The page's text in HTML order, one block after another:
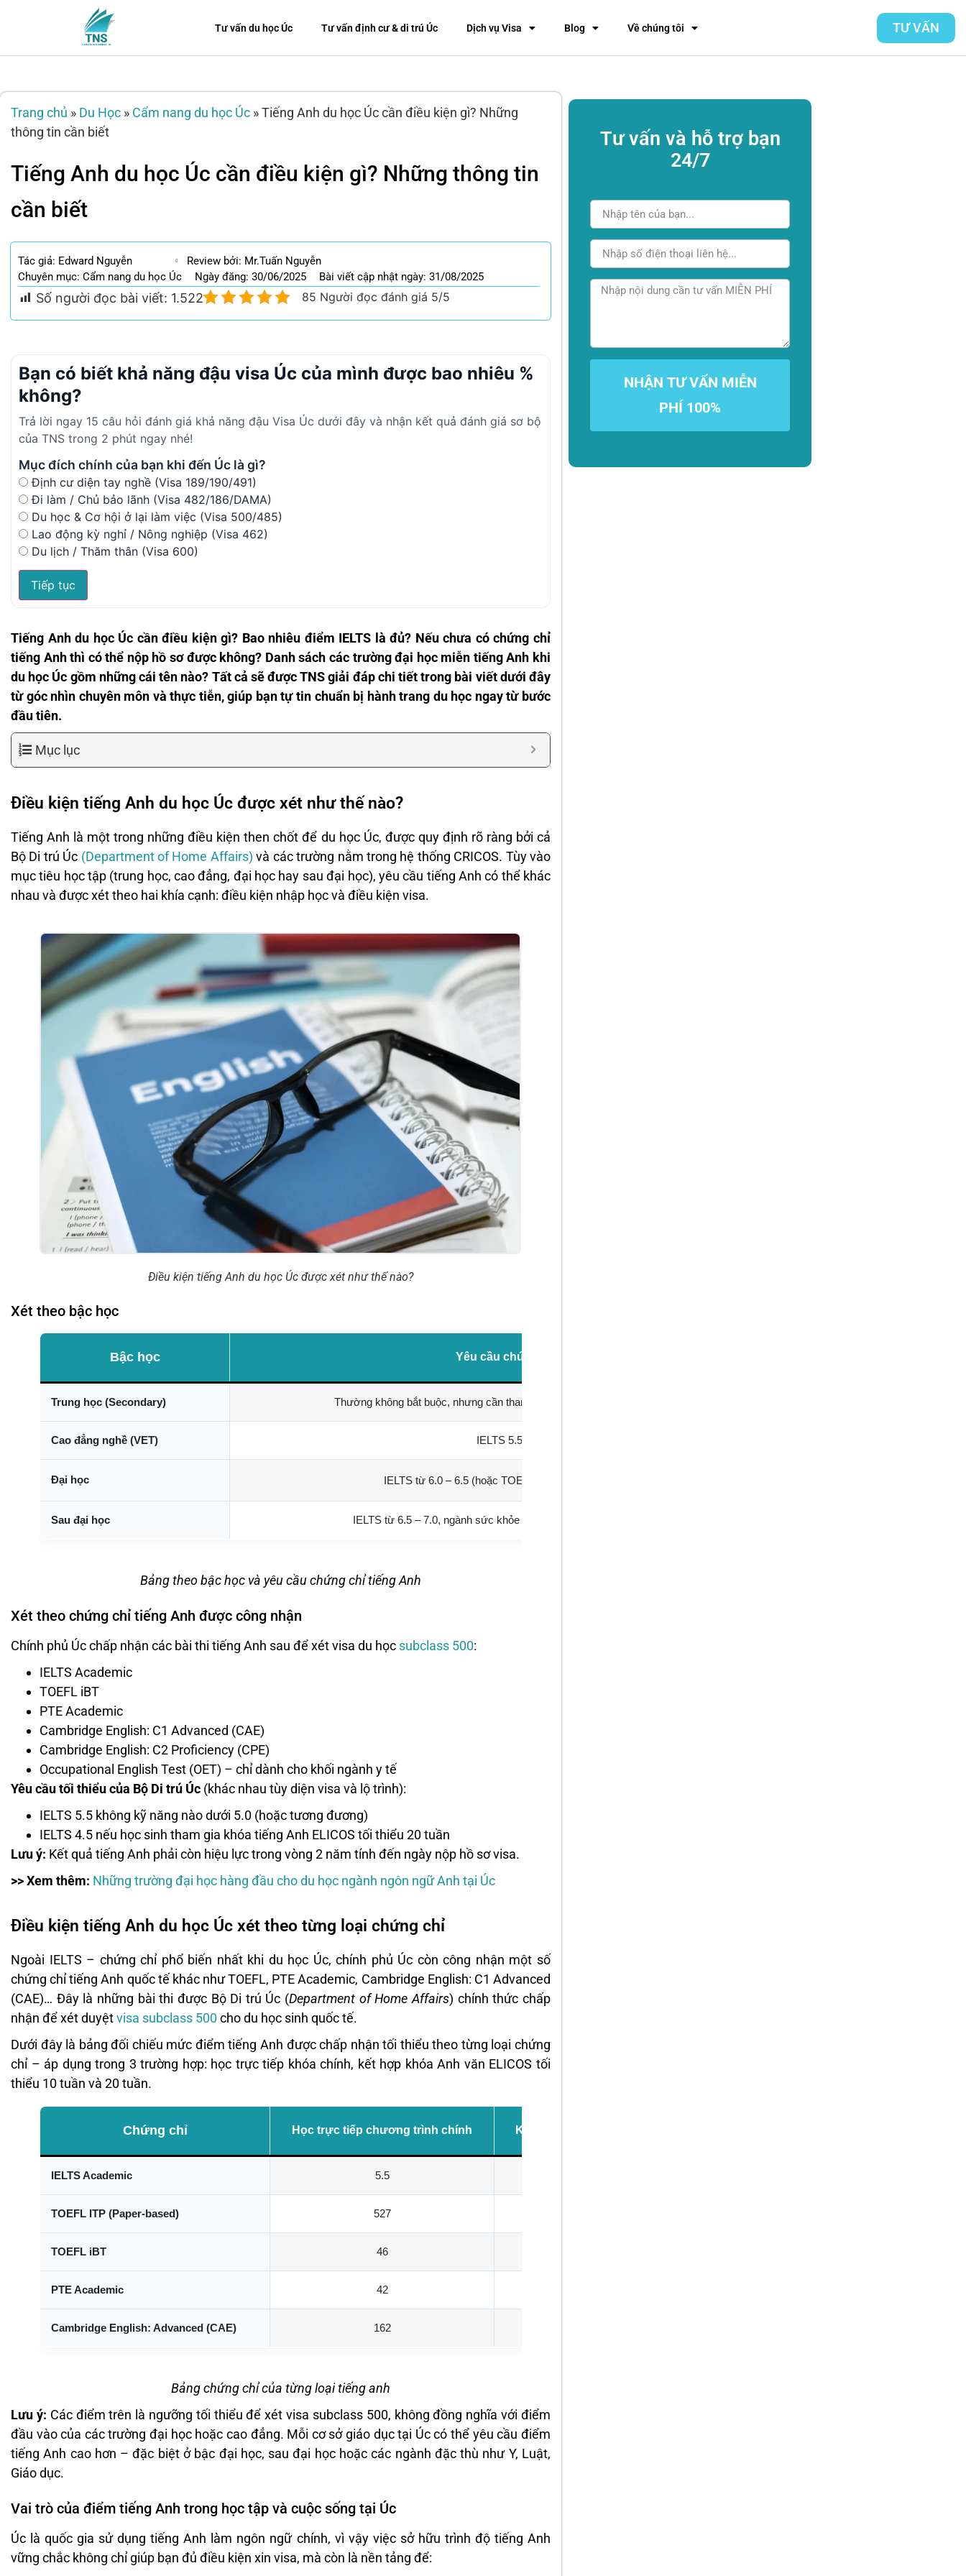
Tư vấn du học Úc Tư vấn định cư & di trú Úc Dịch vụ Visa Blog Về chúng tôi TƯ VẤN
Trang chủ » Du Học » Cẩm nang du học Úc »Tiếng Anh du học Úc cần điều kiện gì? Những
thông tin cần biết
Tiếng Anh du học Úc cần điều kiện gì? Những thông tin
cần biết
Tác giả: Edward Nguyễn
Review bởi: Mr.Tuấn Nguyễn
Chuyên mục: Cẩm nang du học Úc Ngày đăng: 30/06/2025 Bài viết cập nhật ngày: 31/08/2025
Số người đọc bài viết: 1.522 85 Người đọc đánh giá 5/5
Bạn có biết khả năng đậu visa Úc của mình được bao nhiêu %
không?
Trả lời ngay 15 câu hỏi đánh giá khả năng đậu Visa Úc dưới đây và nhận kết quả đánh giá sơ bộ
của TNS trong 2 phút ngay nhé!
Mục đích chính của bạn khi đến Úc là gì?
Định cư diện tay nghề (Visa 189/190/491)
Đi làm / Chủ bảo lãnh (Visa 482/186/DAMA)
Du học & Cơ hội ở lại làm việc (Visa 500/485)
Lao động kỳ nghỉ / Nông nghiệp (Visa 462)
Du lịch / Thăm thân (Visa 600)
Tiếp tục
Tiếng Anh du học Úc cần điều kiện gì? Bao nhiêu điểm IELTS là đủ? Nếu chưa có chứng chỉ
tiếng Anh thì có thể nộp hồ sơ được không? Danh sách các trường đại học miễn tiếng Anh khi
du học Úc gồm những cái tên nào? Tất cả sẽ được TNS giải đáp chi tiết trong bài viết dưới đây
từ góc nhìn chuyên môn và thực tiễn, giúp bạn tự tin chuẩn bị hành trang du học ngay từ bước
đầu tiên.
Mục lục
Điều kiện tiếng Anh du học Úc được xét như thế nào?
Tiếng Anh là một trong những điều kiện then chốt để du học Úc, được quy định rõ ràng bởi cả
Bộ Di trú Úc (Department of Home Affairs)và các trường nằm trong hệ thống CRICOS. Tùy vào
mục tiêu học tập (trung học, cao đẳng, đại học hay sau đại học), yêu cầu tiếng Anh có thể khác
nhau và được xét theo hai khía cạnh: điều kiện nhập học và điều kiện visa.
Điều kiện tiếng Anh du học Úc được xét như thế nào?
Xét theo bậc học
Bậc học Yêu cầu chứng chỉ tiếng Anh (điển hình)
Trung học (Secondary) Thường không bắt buộc, nhưng cần tham gia khóa tiếng Anh tại Úc (ELICOS) nếu chưa đủ trình độ
Cao đẳng nghề (VET) IELTS 5.5 trở lên (hoặc tương đương)
Đại học IELTS từ 6.0 – 6.5 (hoặc TOEFL iBT 60-79,
Sau đại học IELTS từ 6.5 – 7.0, ngành sức khỏe có thể yêu cầu 7.0 trở lên, không kỹ năng nào dưới 7.0
Bảng theo bậc học và yêu cầu chứng chỉ tiếng Anh
Xét theo chứng chỉ tiếng Anh được công nhận
Chính phủ Úc chấp nhận các bài thi tiếng Anh sau để xét visa du học subclass 500:
IELTS Academic
TOEFL iBT
PTE Academic
Cambridge English: C1 Advanced (CAE)
Cambridge English: C2 Proficiency (CPE)
Occupational English Test (OET) – chỉ dành cho khối ngành y tế
Yêu cầu tối thiểu của Bộ Di trú Úc (khác nhau tùy diện visa và lộ trình):
IELTS 5.5 không kỹ năng nào dưới 5.0 (hoặc tương đương)
IELTS 4.5 nếu học sinh tham gia khóa tiếng Anh ELICOS tối thiểu 20 tuần
Lưu ý: Kết quả tiếng Anh phải còn hiệu lực trong vòng 2 năm tính đến ngày nộp hồ sơ visa.
>> Xem thêm: Những trường đại học hàng đầu cho du học ngành ngôn ngữ Anh tại Úc
Điều kiện tiếng Anh du học Úc xét theo từng loại chứng chỉ
Ngoài IELTS – chứng chỉ phổ biến nhất khi du học Úc, chính phủ Úc còn công nhận một số
chứng chỉ tiếng Anh quốc tế khác như TOEFL, PTE Academic, Cambridge English: C1 Advanced
(CAE)… Đây là những bài thi được Bộ Di trú Úc (Department of Home Affairs) chính thức chấp
nhận để xét duyệtvisa subclass 500 cho du học sinh quốc tế.
Dưới đây là bảng đối chiếu mức điểm tiếng Anh được chấp nhận tối thiểu theo từng loại chứng
chỉ – áp dụng trong 3 trường hợp: học trực tiếp khóa chính, kết hợp khóa Anh văn ELICOS tối
thiểu 10 tuần và 20 tuần.
Chứng chỉ Học trực tiếp chương trình chính Kèm ELICOS tối thiểu 10 tuần
IELTS Academic 5.5
TOEFL ITP (Paper-based) 527
TOEFL iBT 46
PTE Academic 42
Cambridge English: Advanced (CAE) 162
Bảng chứng chỉ của từng loại tiếng anh
Lưu ý: Các điểm trên là ngưỡng tối thiểu để xét visa subclass 500, không đồng nghĩa với điểm
đầu vào của các trường đại học hoặc cao đẳng. Mỗi cơ sở giáo dục tại Úc có thể yêu cầu điểm
tiếng Anh cao hơn – đặc biệt ở bậc đại học, sau đại học hoặc các ngành đặc thù như Y, Luật,
Giáo dục.
Vai trò của điểm tiếng Anh trong học tập và cuộc sống tại Úc
Úc là quốc gia sử dụng tiếng Anh làm ngôn ngữ chính, vì vậy việc sở hữu trình độ tiếng Anh
vững chắc không chỉ giúp bạn đủ điều kiện xin visa, mà còn là nền tảng để:
Tư vấn và hỗ trợ bạn
24/7
NHẬN TƯ VẤN MIỄN
PHÍ 100%